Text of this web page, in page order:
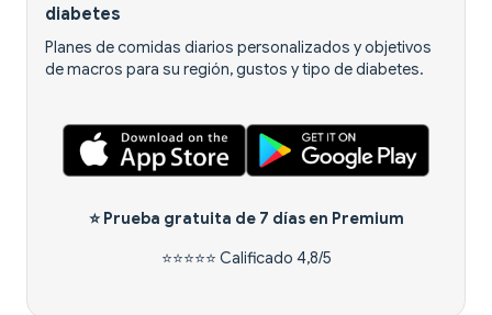
diabetes
Planes de comidas diarios personalizados y objetivos
de macros para su región, gustos y tipo de diabetes.
⭐Prueba gratuita de 7 díasen Premium
⭐⭐⭐⭐⭐ Calificado 4,8/5